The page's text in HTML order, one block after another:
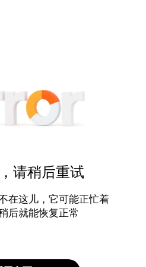
请稍后重试
在这儿，它可能正忙着
后就能恢复正常